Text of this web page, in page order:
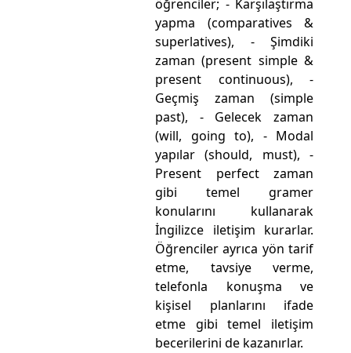
öğrenciler; - Karşılaştırma
yapma (comparatives &
superlatives), - Şimdiki
zaman (present simple &
present continuous), -
Geçmiş zaman (simple
past), - Gelecek zaman
(will, going to), - Modal
yapılar (should, must), -
Present perfect zaman
gibi temel gramer
konularını kullanarak
İngilizce iletişim kurarlar.
Öğrenciler ayrıca yön tarif
etme, tavsiye verme,
telefonla konuşma ve
kişisel planlarını ifade
etme gibi temel iletişim
becerilerini de kazanırlar.